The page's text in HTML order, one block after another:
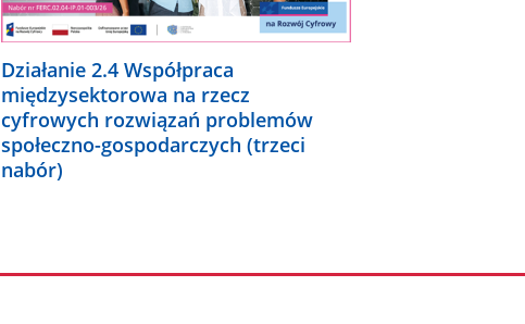
Działanie 2.4 Współpraca
międzysektorowa na rzecz
cyfrowych rozwiązań problemów
społeczno-gospodarczych (trzeci
nabór)